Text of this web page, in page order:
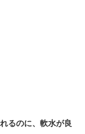
るのに、軟水が良